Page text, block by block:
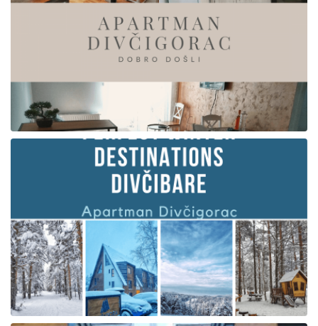
Izračunaj cenu